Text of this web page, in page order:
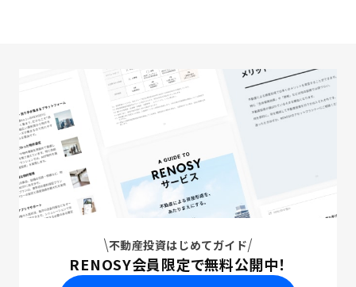
不動産投資はじめてガイド
RENOSY会員限定で無料公開中！